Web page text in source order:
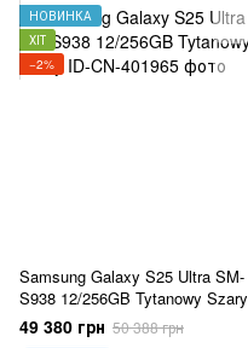
НОВИНКА
ХІТ
−2%
Samsung Galaxy S25 Ultra SM-
S938 12/256GB Tytanowy Szary
49 380 грн 50 388 грн